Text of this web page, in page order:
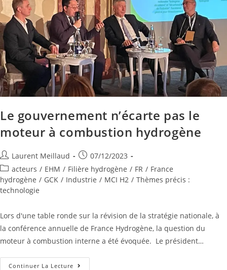
Le gouvernement n’écarte pas le
moteur à combustion hydrogène
Laurent Meillaud
07/12/2023
acteurs / EHM / Filière hydrogène / FR / France
hydrogène / GCK / Industrie / MCI H2 / Thèmes précis :
technologie
Lors d'une table ronde sur la révision de la stratégie nationale, à
la conférence annuelle de France Hydrogène, la question du
moteur à combustion interne a été évoquée. Le président…
Continuer La Lecture